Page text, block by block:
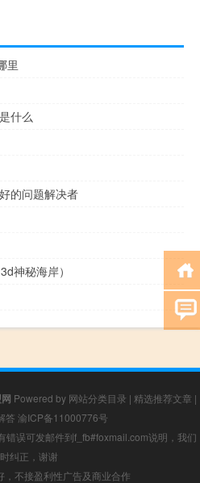
里
什么
的问题解决者
神秘海岸）
Powered by 网站分类目录 | 精选推荐文章 |
答 渝ICP备11000776号
错误可发邮件到f_fb#foxmail.com说明，我们
纠正，谢谢
，不接盈利性广告及商业合作